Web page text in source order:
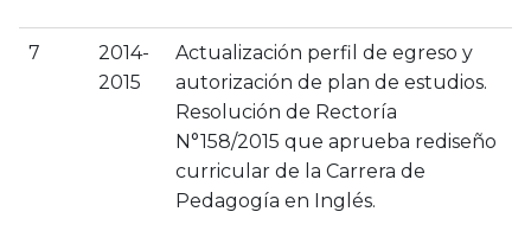
7
2014-
2015
Actualización perfil de egreso y
autorización de plan de estudios.
Resolución de Rectoría
N°158/2015 que aprueba rediseño
curricular de la Carrera de
Pedagogía en Inglés.